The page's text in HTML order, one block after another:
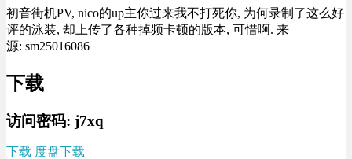
初音街机PV, nico的up主你过来我不打死你, 为何录制了这么好
评的泳装, 却上传了各种掉频卡顿的版本, 可惜啊. 来
源: sm25016086
下载
访问密码: j7xq
下载 度盘下载